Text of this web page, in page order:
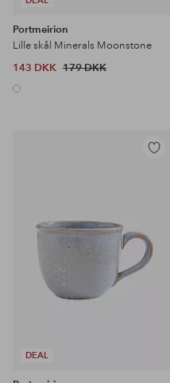
Portmeirion
Lille skål Minerals Moonstone
143 DKK 179 DKK
DEAL
Tilføj